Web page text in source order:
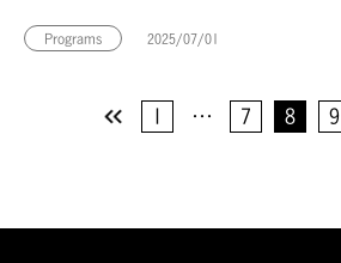
Programs 2025/07/01
1 … 7 8 9